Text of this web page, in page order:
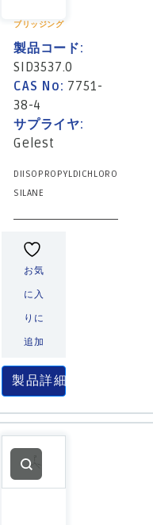
ブリッジング
製品コード:
SID3537.0
CAS No: 7751-
38-4
サプライヤ:
Gelest
DIISOPROPYLDICHLORO
SILANE
お気
に入
りに
追加
製品詳細